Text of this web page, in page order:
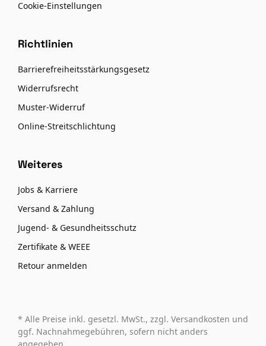
Cookie-Einstellungen
Richtlinien
Barrierefreiheitsstärkungsgesetz
Widerrufsrecht
Muster-Widerruf
Online-Streitschlichtung
Weiteres
Jobs & Karriere
Versand & Zahlung
Jugend- & Gesundheitsschutz
Zertifikate & WEEE
Retour anmelden
* Alle Preise inkl. gesetzl. MwSt., zzgl. Versandkosten und
ggf. Nachnahmegebühren, sofern nicht anders